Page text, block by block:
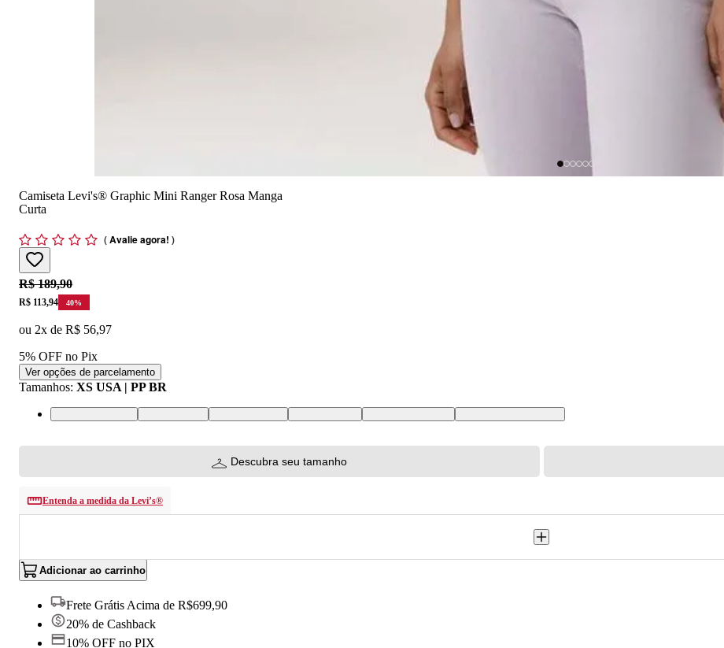
Camiseta Levi's® Graphic Mini Ranger Rosa Manga
Curta
(Avalie agora! )
Original price:
R$ 189,90
Price:
R$ 113,94 40%
ou 2x de R$ 56,97
5% OFF no Pix
Ver opções de parcelamento
Tamanhos: XS USA | PP BR
XS USA | PP BRS USA | P BRM USA | M BRL USA | G BRXL USA | GG BRXXL USA | EGG BR
Descubra seu tamanho
Entenda a medida da Levi’s®
Adicionar ao carrinho
Frete Grátis Acima de R$699,90
20% de Cashback
10% OFF no PIX